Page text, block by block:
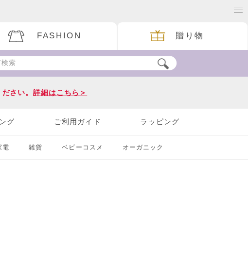
FASHION 贈り物
ださい。詳細はこちら＞
グ ご利用ガイド ラッピング
電 雑貨 ベビーコスメ オーガニック